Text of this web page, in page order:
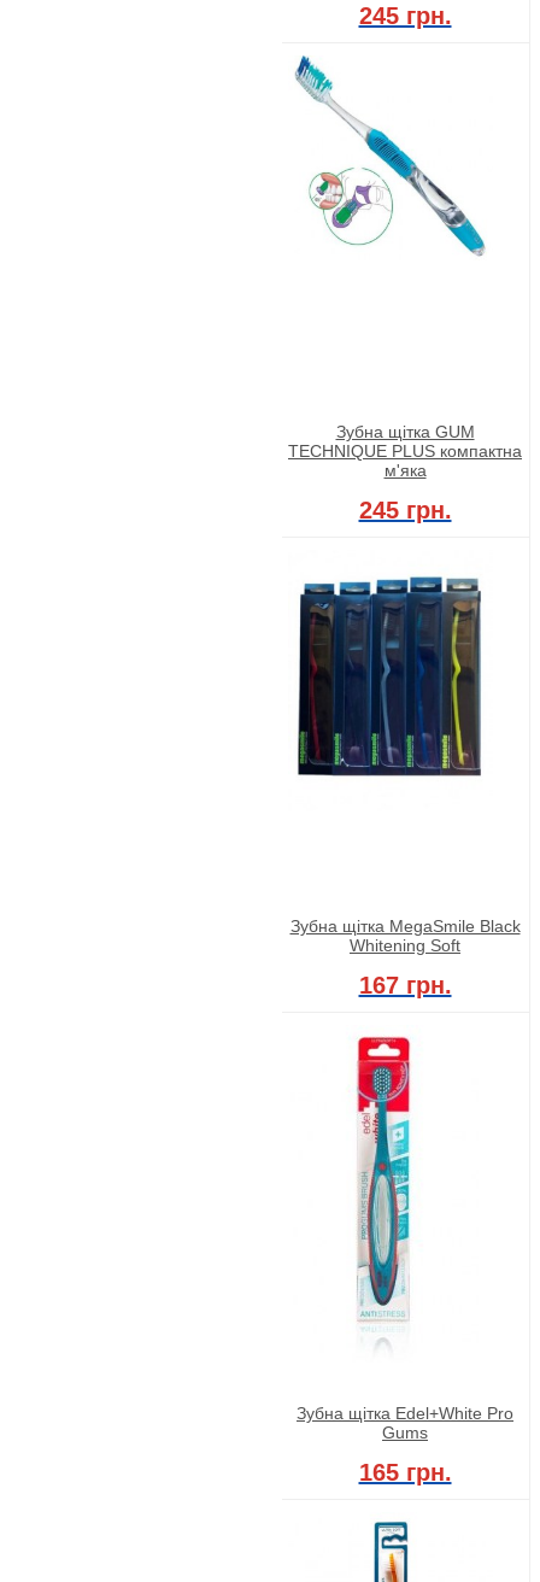
245 грн.
Зубна щітка GUM
TECHNIQUE PLUS компактна
м'яка
245 грн.
Зубна щітка MegaSmile Black
Whitening Soft
167 грн.
Зубна щітка Edel+White Pro
Gums
165 грн.